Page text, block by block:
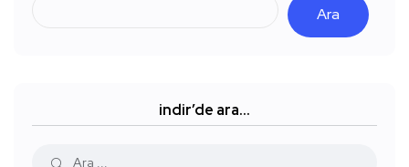
Ara
indir’de ara…